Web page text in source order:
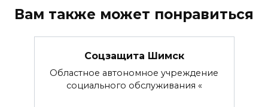
Вам также может понравиться
Соцзащита Шимск
Областное автономное учреждение
социального обслуживания «